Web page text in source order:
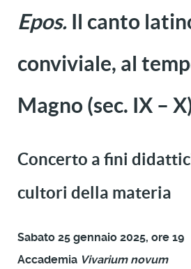
Epos. Il canto
conviviale, al
Magno (sec. IX –
Concerto a fini
cultori della materia
Sabato 25 gennaio 2025, ore 19
Accademia Vivarium novum